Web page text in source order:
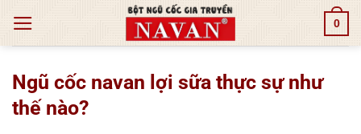
qua
dung
0
Ngũ cốc navan lợi sữa thực sự như
thế nào?